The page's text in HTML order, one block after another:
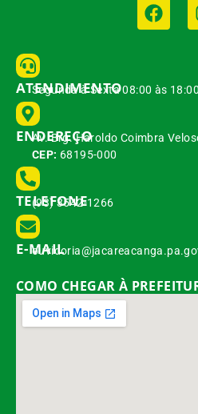
ATENDIMENTO
Segunda à Sexta 08:00 às 18:00
ENDEREÇO
Av. Brg. Haroldo Coimbra
CEP: 68195-000
TELEFONE
(93) 3542-1266
E-MAIL
COMO CHEGAR À